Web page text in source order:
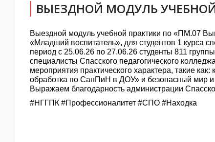
ВЫЕЗДНОЙ МОДУЛЬ
Выездной модуль учебной практики по «ПМ.07
«Младший воспитатель», для студентов 1 курса
период с 25.06.26 по 27.06.26 студенты 811
специалисты Спасского педагогического
мероприятия практического характера, такие
обработка по СанПиН в ДОУ» и безопасный мир
Выражаем благодарность администрации
#НГГПК #Профессионалитет #СПО #Находка